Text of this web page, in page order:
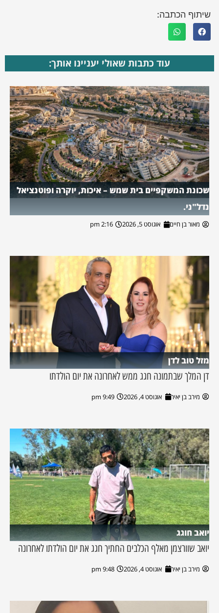
שיתוף הכתבה:
עוד כתבות שאולי יעניינו אותך:
שכונת המשקפיים בית שמש – איכות, יוקרה ופוטנציאל
נדל"ני.
מאור בן חיים אוגוסט 5, 2026 2:16 pm
מזל טוב לדן
דן המלך שבתמונה חגג ממש לאחרונה את יום הולדתו
מירב בן יאיר אוגוסט 4, 2026 9:49 pm
יואב חוגג
יואב שוורצמן מאלף הכלבים החתיך חגג את יום הולדתו לאחרונה
מירב בן יאיר אוגוסט 4, 2026 9:48 pm